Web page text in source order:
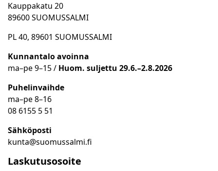
Kauppakatu 20
89600 SUOMUSSALMI
PL 40, 89601 SUOMUSSALMI
Kunnantalo avoinna
ma–pe 9–15 / Huom. suljettu 29.6.–2.8.2026
Puhelinvaihde
ma–pe 8–16
08 6155 5 51
Sähköposti
kunta@suomussalmi.fi
Laskutusosoite